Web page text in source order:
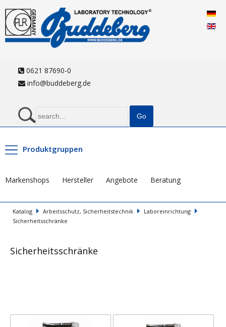
0621 87690-0
info@buddeberg.de
Produktgruppen
Markenshops Hersteller Angebote Beratung
Katalog Arbeitsschutz, Sicherheitstechnik
Laboreinrichtung
Sicherheitsschränke
Sicherheitsschränke